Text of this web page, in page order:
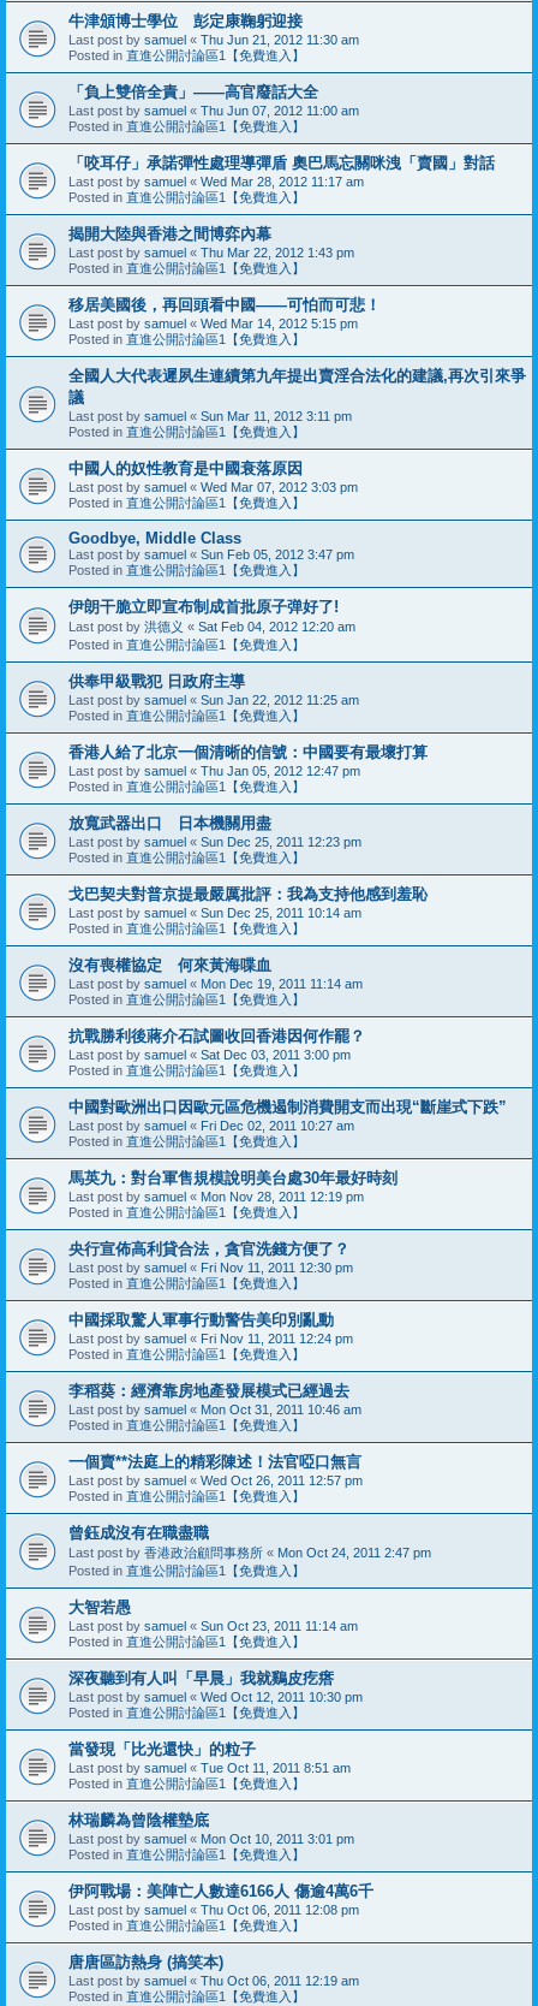
牛津頒博士學位 彭定康鞠躬迎接
Last post by samuel « Thu Jun 21, 2012 11:30 am
Posted in 直進公開討論區1【免費進入】
「負上雙倍全責」——高官廢話大全
Last post by samuel « Thu Jun 07, 2012 11:00 am
Posted in 直進公開討論區1【免費進入】
「咬耳仔」承諾彈性處理導彈盾 奧巴馬忘關咪洩「賣國」對話
Last post by samuel « Wed Mar 28, 2012 11:17 am
Posted in 直進公開討論區1【免費進入】
揭開大陸與香港之間博弈內幕
Last post by samuel « Thu Mar 22, 2012 1:43 pm
Posted in 直進公開討論區1【免費進入】
移居美國後，再回頭看中國——可怕而可悲！
Last post by samuel « Wed Mar 14, 2012 5:15 pm
Posted in 直進公開討論區1【免費進入】
全國人大代表遲夙生連續第九年提出賣淫合法化的建議,再次引來爭
議
Last post by samuel « Sun Mar 11, 2012 3:11 pm
Posted in 直進公開討論區1【免費進入】
中國人的奴性教育是中國衰落原因
Last post by samuel « Wed Mar 07, 2012 3:03 pm
Posted in 直進公開討論區1【免費進入】
Goodbye, Middle Class
Last post by samuel « Sun Feb 05, 2012 3:47 pm
Posted in 直進公開討論區1【免費進入】
伊朗干脆立即宣布制成首批原子弹好了!
Last post by 洪德义 « Sat Feb 04, 2012 12:20 am
Posted in 直進公開討論區1【免費進入】
供奉甲級戰犯 日政府主導
Last post by samuel « Sun Jan 22, 2012 11:25 am
Posted in 直進公開討論區1【免費進入】
香港人給了北京一個清晰的信號：中國要有最壞打算
Last post by samuel « Thu Jan 05, 2012 12:47 pm
Posted in 直進公開討論區1【免費進入】
放寬武器出口 日本機關用盡
Last post by samuel « Sun Dec 25, 2011 12:23 pm
Posted in 直進公開討論區1【免費進入】
戈巴契夫對普京提最嚴厲批評：我為支持他感到羞恥
Last post by samuel « Sun Dec 25, 2011 10:14 am
Posted in 直進公開討論區1【免費進入】
沒有喪權協定 何來黃海喋血
Last post by samuel « Mon Dec 19, 2011 11:14 am
Posted in 直進公開討論區1【免費進入】
抗戰勝利後蔣介石試圖收回香港因何作罷？
Last post by samuel « Sat Dec 03, 2011 3:00 pm
Posted in 直進公開討論區1【免費進入】
中國對歐洲出口因歐元區危機遏制消費開支而出現“斷崖式下跌”
Last post by samuel « Fri Dec 02, 2011 10:27 am
Posted in 直進公開討論區1【免費進入】
馬英九：對台軍售規模說明美台處30年最好時刻
Last post by samuel « Mon Nov 28, 2011 12:19 pm
Posted in 直進公開討論區1【免費進入】
央行宣佈高利貸合法，貪官洗錢方便了？
Last post by samuel « Fri Nov 11, 2011 12:30 pm
Posted in 直進公開討論區1【免費進入】
中國採取驚人軍事行動警告美印別亂動
Last post by samuel « Fri Nov 11, 2011 12:24 pm
Posted in 直進公開討論區1【免費進入】
李稻葵：經濟靠房地產發展模式已經過去
Last post by samuel « Mon Oct 31, 2011 10:46 am
Posted in 直進公開討論區1【免費進入】
一個賣**法庭上的精彩陳述！法官啞口無言
Last post by samuel « Wed Oct 26, 2011 12:57 pm
Posted in 直進公開討論區1【免費進入】
曾鈺成沒有在職盡職
Last post by 香港政治顧問事務所 « Mon Oct 24, 2011 2:47 pm
Posted in 直進公開討論區1【免費進入】
大智若愚
Last post by samuel « Sun Oct 23, 2011 11:14 am
Posted in 直進公開討論區1【免費進入】
深夜聽到有人叫「早晨」我就鷄皮疙瘩
Last post by samuel « Wed Oct 12, 2011 10:30 pm
Posted in 直進公開討論區1【免費進入】
當發現「比光還快」的粒子
Last post by samuel « Tue Oct 11, 2011 8:51 am
Posted in 直進公開討論區1【免費進入】
林瑞麟為曾陰權墊底
Last post by samuel « Mon Oct 10, 2011 3:01 pm
Posted in 直進公開討論區1【免費進入】
伊阿戰場：美陣亡人數達6166人 傷逾4萬6千
Last post by samuel « Thu Oct 06, 2011 12:08 pm
Posted in 直進公開討論區1【免費進入】
唐唐區訪熱身 (搞笑本)
Last post by samuel « Thu Oct 06, 2011 12:19 am
Posted in 直進公開討論區1【免費進入】